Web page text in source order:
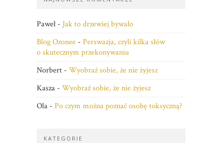
Paweł - Jak to drzewiej bywało
Blog Ozonee - Perswazja, czyli kilka słów
o skutecznym przekonywaniu
Norbert - Wyobraź sobie, że nie żyjesz
Kasza - Wyobraź sobie, że nie żyjesz
Ola - Po czym można poznać osobę toksyczną?
KATEGORIE